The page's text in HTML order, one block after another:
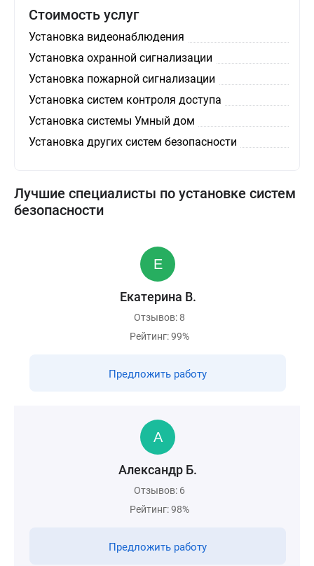
Стоимость услуг
Установка видеонаблюдения
Установка охранной сигнализации
Установка пожарной сигнализации
Установка систем контроля доступа
Установка системы Умный дом
Установка других систем безопасности
Лучшие специалисты по установке систем
безопасности
Екатерина В.
Отзывов: 8
Рейтинг: 99%
Предложить работу
Александр Б.
Отзывов: 6
Рейтинг: 98%
Предложить работу